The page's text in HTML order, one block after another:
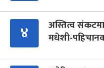
४
अस्तित्व संकटमा
मधेशी-